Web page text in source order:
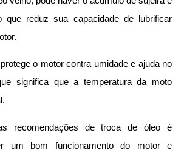
que reduz sua capacidade de lubrificar
o motor contra umidade e ajuda no
significa que a temperatura da moto
recomendações de troca de óleo é
um bom funcionamento do motor e